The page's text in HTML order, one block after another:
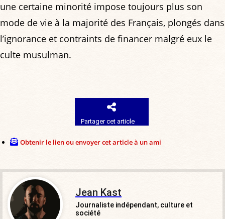
une certaine minorité impose toujours plus son
mode de vie à la majorité des Français, plongés dans
l’ignorance et contraints de financer malgré eux le
culte musulman.
Partager cet article
Obtenir le lien ou envoyer cet article à un ami
Jean Kast
Journaliste indépendant, culture et
société